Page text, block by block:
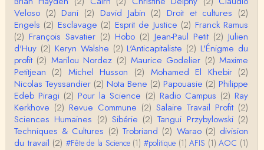
Veloso (2) Dani (2) David Jabin (2) Droit et cultures (2)
Engels (2) Esclavage (2) Esprit de Justice (2) Franck Ramus
(2) François Savatier (2) Hobo (2) Jean-Paul Petit (2) Julien
d'Huy (2) Keryn Walshe (2) L'Anticapitaliste (2) L'Énigme du
profit (2) Marilou Nordez (2) Maurice Godelier (2) Maxime
Petitjean (2) Michel Husson (2) Mohamed El Khebir (2)
Nicolas Teyssandier (2) Nota Bene (2) Papouasie (2) Philippe
Edeb Piragi (2) Pour la Science (2) Radio Campus (2) Ray
Kerkhove (2) Revue Commune (2) Salaire Travail Profit (2)
Sciences Humaines (2) Sibérie (2) Tangui Przybylowski (2)
Techniques & Cultures (2) Trobriand (2) Warao (2) division
du travail (2) #Fête de la Science (1) #politique (1) AFIS (1) AOC (1)